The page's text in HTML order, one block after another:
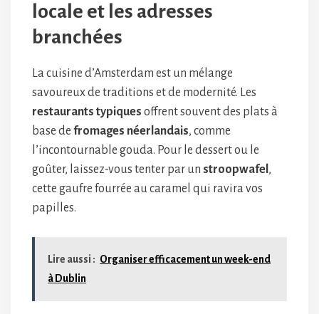
locale et les adresses
branchées
La cuisine d’Amsterdam est un mélange
savoureux de traditions et de modernité. Les
restaurants typiques offrent souvent des plats à
base de fromages néerlandais, comme
l’incontournable gouda. Pour le dessert ou le
goûter, laissez-vous tenter par un stroopwafel ,
cette gaufre fourrée au caramel qui ravira vos
papilles.
Lire aussi : Organiser efficacement un week-end
à Dublin